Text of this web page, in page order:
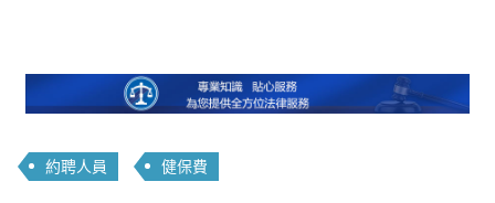
約聘人員 健保費